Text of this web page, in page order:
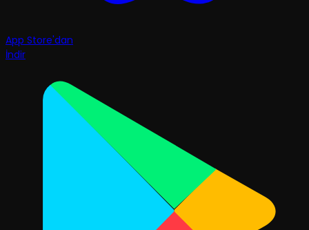
App Store'dan
İndir